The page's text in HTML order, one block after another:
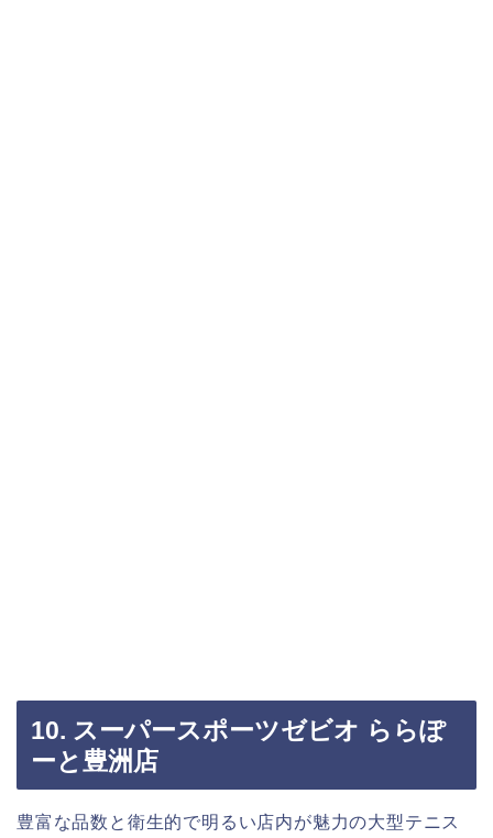
10. スーパースポーツゼビオ ららぽ
ーと豊洲店
豊富な品数と衛生的で明るい店内が魅力の大型テニス